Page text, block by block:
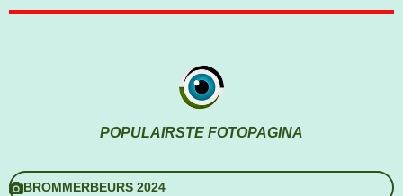
POPULAIRSTE FOTOPAGINA
BROMMERBEURS 2024